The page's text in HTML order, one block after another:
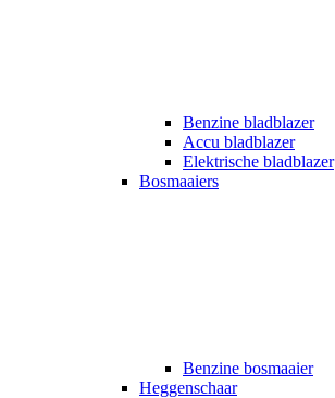
Benzine bladblazer
Accu bladblazer
Elektrische bladblazer
Bosmaaiers
Benzine bosmaaier
Heggenschaar